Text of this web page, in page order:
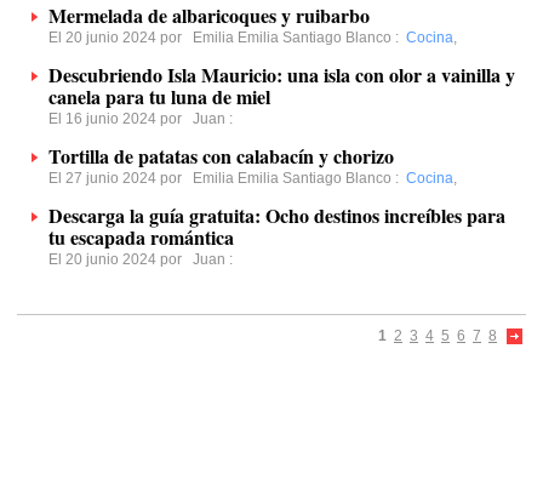
Mermelada de albaricoques y ruibarbo
El 20 junio 2024 por Emilia Emilia Santiago Blanco : Cocina,
Descubriendo Isla Mauricio: una isla con olor a vainilla y
canela para tu luna de miel
El 16 junio 2024 por Juan :
Tortilla de patatas con calabacín y chorizo
El 27 junio 2024 por Emilia Emilia Santiago Blanco : Cocina,
Descarga la guía gratuita: Ocho destinos increíbles para
tu escapada romántica
El 20 junio 2024 por Juan :
1 2 3 4 5 6 7 8